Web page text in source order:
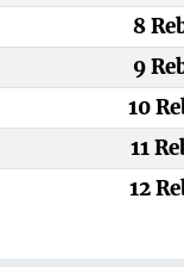
8
9
10
11
12